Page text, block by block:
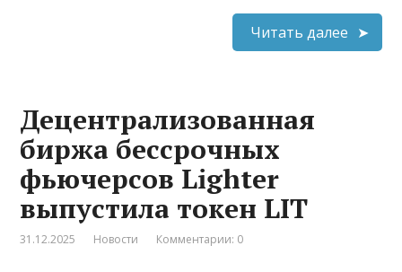
Читать далее
Децентрализованная
биржа бессрочных
фьючерсов Lighter
выпустила токен LIT
31.12.2025 Новости Комментарии: 0